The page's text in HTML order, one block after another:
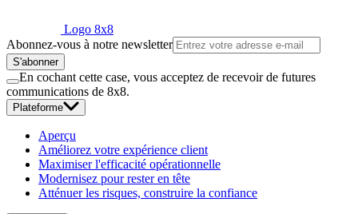
Logo 8x8
Abonnez-vous à notre newsletter
S'abonner
En cochant cette case, vous acceptez de recevoir de futures
communications de 8x8.
Plateforme
Aperçu
Améliorez votre expérience client
Maximiser l'efficacité opérationnelle
Modernisez pour rester en tête
Atténuer les risques, construire la confiance